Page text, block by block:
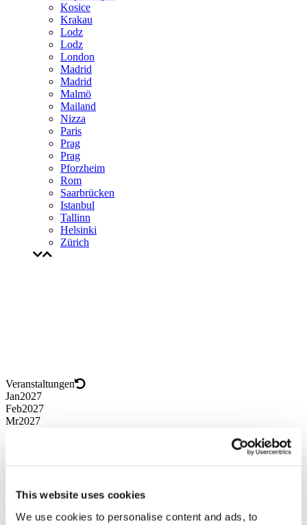
This website uses cookies
We use cookies to personalise content and ads, to
Kosice
Krakau
Lodz
Lodz
London
Madrid
Madrid
Malmö
Mailand
Nizza
Paris
Prag
Prag
Pforzheim
Rom
Saarbrücken
Istanbul
Tallinn
Helsinki
Zürich
Veranstaltungen
Jan2027
Feb2027
Mr2027
Sep2026
Nov2026